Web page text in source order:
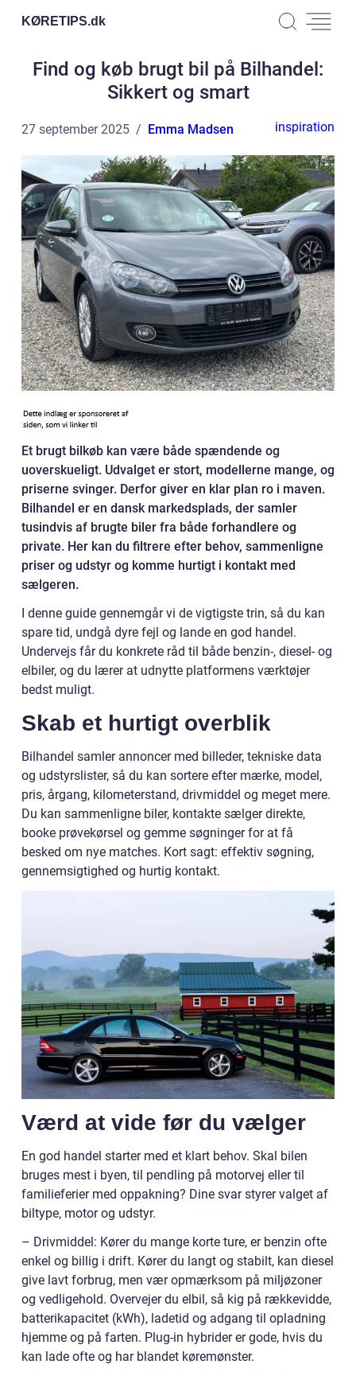
KØRETIPS.dk
Find og køb brugt bil på Bilhandel:
Sikkert og smart
27 september 2025 Emma Madsen inspiration
Et brugt bilkøb kan være både spændende og
uoverskueligt. Udvalget er stort, modellerne mange, og
priserne svinger. Derfor giver en klar plan ro i maven.
Bilhandel er en dansk markedsplads, der samler
tusindvis af brugte biler fra både forhandlere og
private. Her kan du filtrere efter behov, sammenligne
priser og udstyr og komme hurtigt i kontakt med
sælgeren.
I denne guide gennemgår vi de vigtigste trin, så du kan
spare tid, undgå dyre fejl og lande en god handel.
Undervejs får du konkrete råd til både benzin-, diesel- og
elbiler, og du lærer at udnytte platformens værktøjer
bedst muligt.
Skab et hurtigt overblik
Bilhandel samler annoncer med billeder, tekniske data
og udstyrslister, så du kan sortere efter mærke, model,
pris, årgang, kilometerstand, drivmiddel og meget mere.
Du kan sammenligne biler, kontakte sælger direkte,
booke prøvekørsel og gemme søgninger for at få
besked om nye matches. Kort sagt: effektiv søgning,
gennemsigtighed og hurtig kontakt.
Værd at vide før du vælger
En god handel starter med et klart behov. Skal bilen
bruges mest i byen, til pendling på motorvej eller til
familieferier med oppakning? Dine svar styrer valget af
biltype, motor og udstyr.
– Drivmiddel: Kører du mange korte ture, er benzin ofte
enkel og billig i drift. Kører du langt og stabilt, kan diesel
give lavt forbrug, men vær opmærksom på miljøzoner
og vedligehold. Overvejer du elbil, så kig på rækkevidde,
batterikapacitet (kWh), ladetid og adgang til opladning
hjemme og på farten. Plug-in hybrider er gode, hvis du
kan lade ofte og har blandet køremønster.